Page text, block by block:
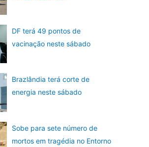
DF terá 49 pontos de
vacinação neste sábado
Brazlândia terá corte de
energia neste sábado
Sobe para sete número de
mortos em tragédia no Entorno